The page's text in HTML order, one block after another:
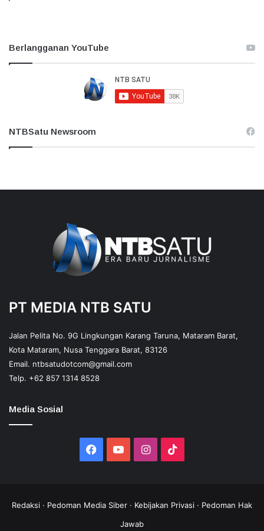
Berlangganan YouTube
NTBSatu Newsroom
PT MEDIA NTB SATU
Jalan Pelita No. 9G Lingkungan Karang Taruna, Mataram Barat,
Kota Mataram, Nusa Tenggara Barat, 83126
Email. ntbsatudotcom@gmail.com
Telp. +62 857 1314 8528
Media Sosial
Facebook
YouTubeInstagram
Redaksi · Pedoman Media Siber · Kebijakan Privasi · Pedoman Hak
Jawab